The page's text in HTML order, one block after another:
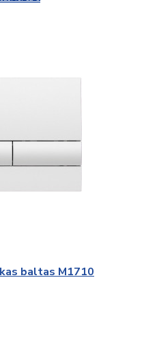
baltas M1710